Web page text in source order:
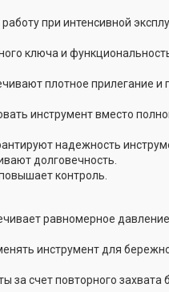
при интенсивной
ключа и
плотное прилегание и
инструмент вместо
надежность
долговечность.
контроль.
равномерное
инструмент для
за счет повторного захвата